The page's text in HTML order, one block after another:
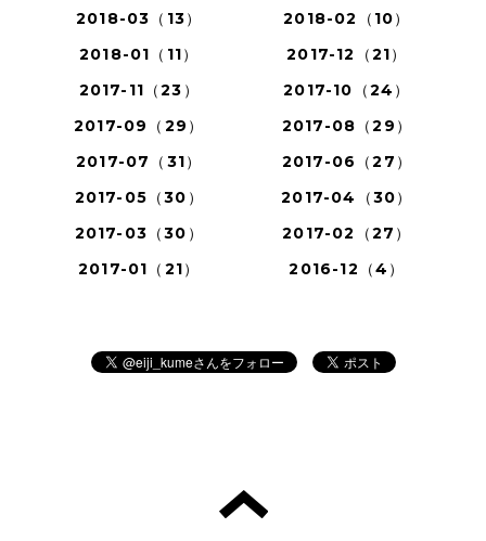
2018-03（13）
2018-02（10）
2018-01（11）
2017-12（21）
2017-11（23）
2017-10（24）
2017-09（29）
2017-08（29）
2017-07（31）
2017-06（27）
2017-05（30）
2017-04（30）
2017-03（30）
2017-02（27）
2017-01（21）
2016-12（4）